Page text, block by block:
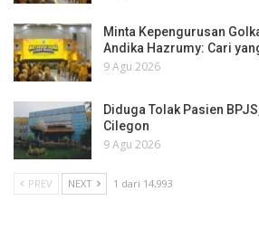
Minta Kepengurusan
Andika Hazrumy: Cari
9 Agu 2026
Diduga Tolak Pasien
Cilegon
9 Agu 2026
PREV NEXT 1 dari 14,993